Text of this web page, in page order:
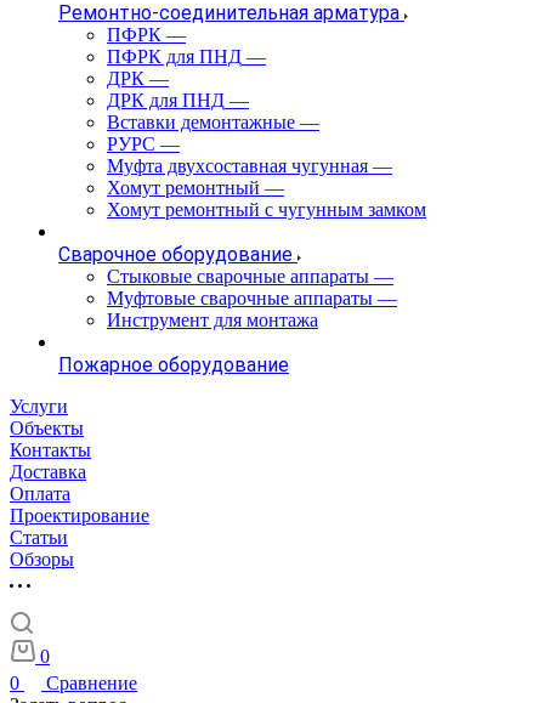
Ремонтно-соединительная арматура
ПФРК —
ПФРК для ПНД —
ДРК —
ДРК для ПНД —
Вставки демонтажные —
РУРС —
Муфта двухсоставная чугунная —
Хомут ремонтный —
Хомут ремонтный с чугунным замком
Сварочное оборудование
Стыковые сварочные аппараты —
Муфтовые сварочные аппараты —
Инструмент для монтажа
Пожарное оборудование
Услуги
Объекты
Контакты
Доставка
Оплата
Проектирование
Статьи
Обзоры
0
0
Сравнение